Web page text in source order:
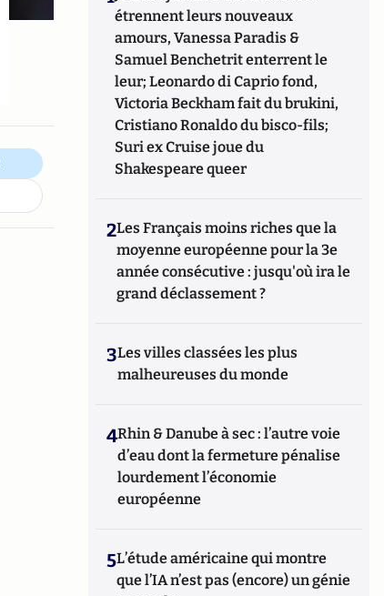
étrennent leurs nouveaux
amours, Vanessa Paradis &
Samuel Benchetrit enterrent le
leur; Leonardo di Caprio fond,
Victoria Beckham fait du brukini,
Cristiano Ronaldo du bisco-fils;
Suri ex Cruise joue du
Shakespeare queer
2Les Français moins riches que la
moyenne européenne pour la 3e
année consécutive : jusqu'où ira le
grand déclassement ?
3Les villes classées les plus
malheureuses du monde
4Rhin & Danube à sec : l’autre voie
d’eau dont la fermeture pénalise
lourdement l’économie
européenne
5L’étude américaine qui montre
que l’IA n’est pas (encore) un génie